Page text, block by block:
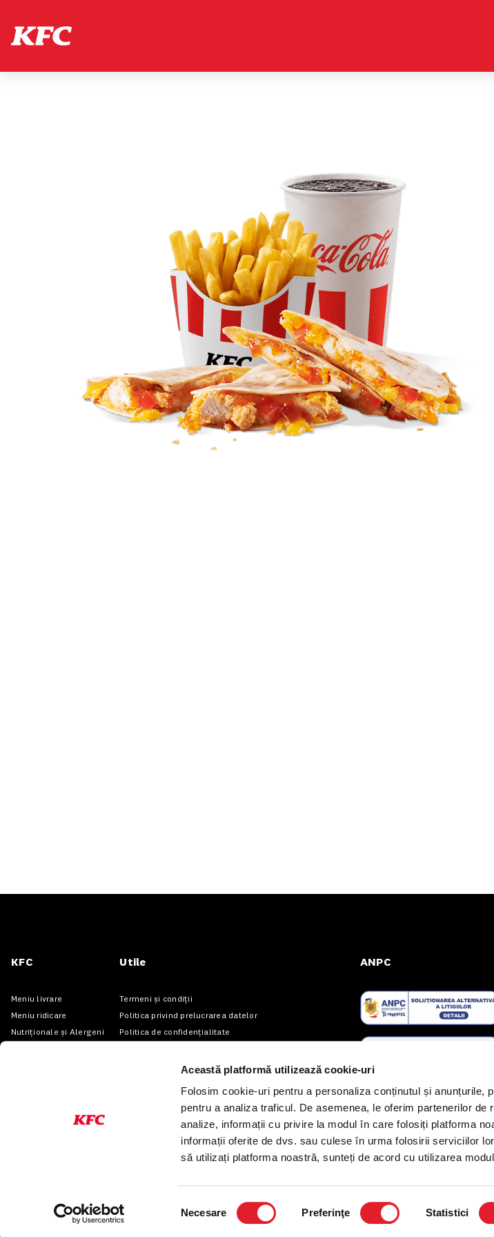
Această platformă utilizează cookie-uri
Folosim cookie-uri pentru a personaliza conținutul și anunțurile,
pentru a analiza traficul. De asemenea, le oferim partenerilor de
analize, informații cu privire la modul în care folosiți platforma
informații oferite de dvs. sau culese în urma folosirii serviciilor
să utilizați platforma noastră, sunteți de acord cu utilizarea
consimțământului
Necesare Preferinţe Statistici
KFC
Meniu livrare
Meniu ridicare
Nutriționale și Alergeni
Utile
Termeni și condiții
Politica privind prelucrarea datelor
Politica de confidențialitate
Condiții de desfășurare a campaniei „Descarcă KFC APP”
ANPC